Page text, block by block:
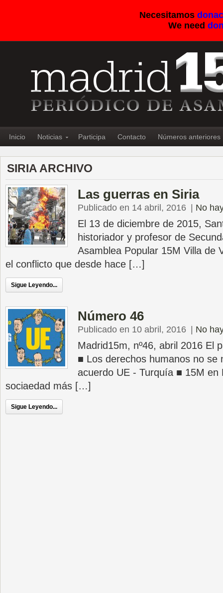
Necesitamos
We need
Inicio Noticias Participa Contacto Números anteriores
SIRIA ARCHIVO
Las guerras en Siria
Publicado en 14 abril, 2016 No
El 13 de diciembre de 2015,
historiador y profesor de
Asamblea Popular 15M Villa de
el conflicto que desde hace […]
Sigue Leyendo...
Número 46
Publicado en 10 abril, 2016 No
Madrid15m, nº46, abril 2016 El
■ Los derechos humanos no se
acuerdo UE - Turquía ■ 15M en
sociaedad más […]
Sigue Leyendo...